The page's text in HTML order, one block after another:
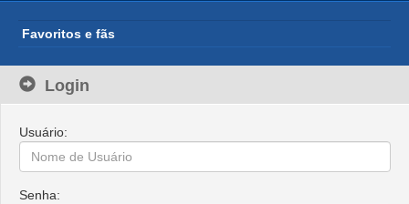
Favoritos e fãs
Login
Usuário:
Senha: